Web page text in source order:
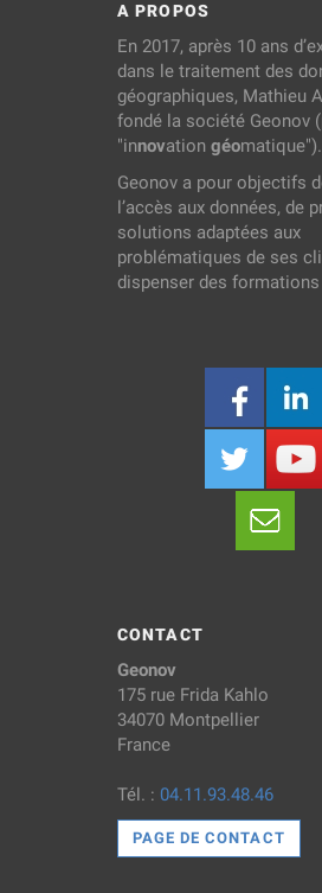
A PROPOS
En 2017, après 10 ans
dans le traitement des
géographiques, Mathieu
fondé la société Geonov
"innovation géomatique").
Geonov a pour objectifs
l’accès aux données, de
solutions adaptées aux
problématiques de ses
dispenser des
CONTACT
Geonov
175 rue Frida Kahlo
34070 Montpellier
France
Tél. : 04.11.93.48.46
PAGE DE CONTACT